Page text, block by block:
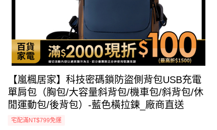
【嵐楓居家】科技密碼鎖防盜側背包USB充電
單肩包（胸包/大容量斜背包/機車包/斜背包/休
閒運動包/後背包）-藍色橫拉鍊_廠商直送
宅配滿NT$799免運